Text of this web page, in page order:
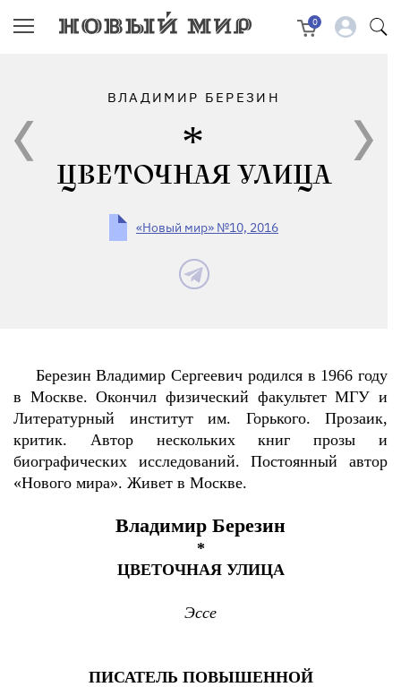
0
ВЛАДИМИР БЕРЕЗИН
ЦВЕТОЧНАЯ УЛИЦА
«Новый мир» №10, 2016
Березин Владимир Сергеевич родился в 1966 году
в Москве. Окончил физический факультет МГУ и
Литературный институт им. Горького. Прозаик,
критик. Автор нескольких книг прозы и
биографических исследований. Постоянный автор
«Нового мира». Живет в Москве.
Владимир Березин
*
ЦВЕТОЧНАЯ УЛИЦА
Эссе
ПИСАТЕЛЬ ПОВЫШЕННОЙ